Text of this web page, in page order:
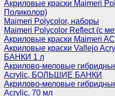
Акриловые краски Maimeri
Поликолор)
Maimeri Polycolor, наборы
Maimeri Polycolor Reflect (с
Акриловые краски Maimeri
Акриловые краски Vallejo
БАНКИ 1 л
Акрилово-меловые
Acrylic, БОЛЬШИЕ БАНКИ
Акрилово-меловые
Acrylic, 70 мл